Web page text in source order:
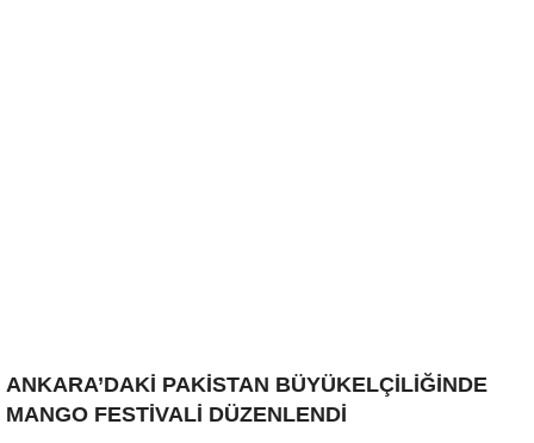
ANKARA’DAKİ PAKİSTAN BÜYÜKELÇİLİĞİNDE
MANGO FESTİVALİ DÜZENLENDİ